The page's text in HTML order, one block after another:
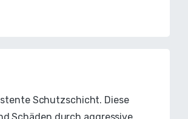
Schutzschicht. Diese